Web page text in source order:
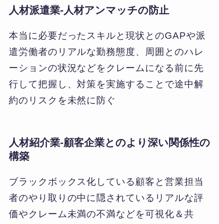
人材派遣業‐人材アンマッチの防止
本当に必要だったスキルと現状とのGAPや派
遣労働者のリアルな勤務態度、周囲とのハレ
ーションの状況などをクレームになる前に先
行して把握し、対策を実施することで途中解
約のリスクを未然に防ぐ
人材紹介業‐顧客企業とのより深い関係性の
構築
ブラックボックス化している顧客と営業担当
者のやり取りの中に隠されているリアルな評
価やクレーム未満の不満などを可視化＆共